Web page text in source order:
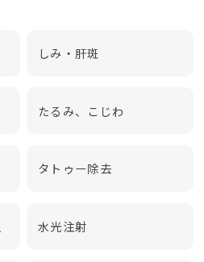
しみ・肝斑
たるみ、こじわ
タトゥー除去
水光注射